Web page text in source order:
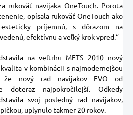
rukoväť navijaka OneTouch. Porota
opísala rukoväť OneTouch ako
esteticky príjemnú, s dôrazom na
efektívnu a veľký krok vpred.“
na veľtrhu METS 2010 nový
v kombinácii s najmodernejšou
že nový rad navijakov EVO od
doteraz najpokročilejší. Odkedy
svoj posledný rad navijakov,
uplynulo takmer 20 rokov.